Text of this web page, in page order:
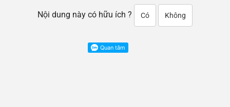
Nội dung này có hữu ích ? Có Không